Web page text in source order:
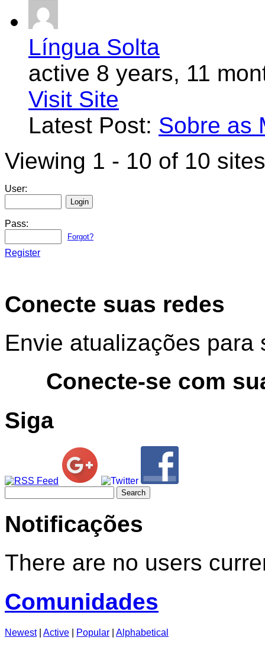
Língua Solta
active 8 years, 11
Visit Site
Latest Post: Sobre as
Viewing 1 - 10 of 10 sites
User:
Pass:
Forgot?
Register
Conecte suas redes
Envie atualizações
Conecte-se com
Siga
for:
Notificações
There are no users
Comunidades
Newest Active Popular Alphabetical